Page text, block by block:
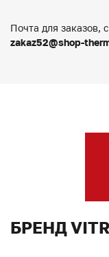
Почта для заказов,
zakaz52@shop-
БРЕНД